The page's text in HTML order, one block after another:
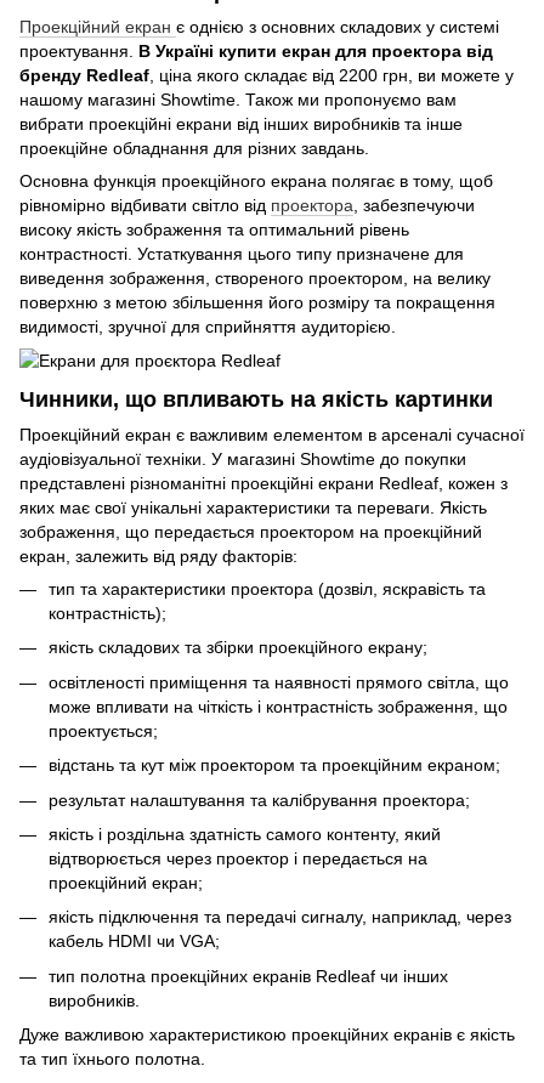
Проекційний екран є однією з основних складових у системі
проектування. В Україні купити екран для проектора від
бренду Redleaf , ціна якого складає від 2200 грн, ви можете у
нашому магазині Showtime. Також ми пропонуємо вам
вибрати проекційні екрани від інших виробників та інше
проекційне обладнання для різних завдань.
Основна функція проекційного екрана полягає в тому, щоб
рівномірно відбивати світло від проектора , забезпечуючи
високу якість зображення та оптимальний рівень
контрастності. Устаткування цього типу призначене для
виведення зображення, створеного проектором, на велику
поверхню з метою збільшення його розміру та покращення
видимості, зручної для сприйняття аудиторією.
Чинники, що впливають на якість картинки
Проекційний екран є важливим елементом в арсеналі сучасної
аудіовізуальної техніки. У магазині Showtime до покупки
представлені різноманітні проекційні екрани Redleaf, кожен з
яких має свої унікальні характеристики та переваги. Якість
зображення, що передається проектором на проекційний
екран, залежить від ряду факторів:
тип та характеристики проектора (дозвіл, яскравість та
контрастність);
якість складових та збірки проекційного екрану;
освітленості приміщення та наявності прямого світла, що
може впливати на чіткість і контрастність зображення, що
проектується;
відстань та кут між проектором та проекційним екраном;
результат налаштування та калібрування проектора;
якість і роздільна здатність самого контенту, який
відтворюється через проектор і передається на
проекційний екран;
якість підключення та передачі сигналу, наприклад, через
кабель HDMI чи VGA;
тип полотна проекційних екранів Redleaf чи інших
виробників.
Дуже важливою характеристикою проекційних екранів є якість
та тип їхнього полотна.